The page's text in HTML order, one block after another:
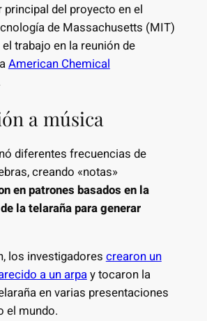
principal del proyecto en el
de Massachusetts (MIT)
trabajo en la reunión de
American Chemical
a música
diferentes frecuencias de
creando «notas»
en patrones basados en la
la telaraña para generar
los investigadorescrearon un
a un arpay tocaron la
en varias presentaciones
el mundo.